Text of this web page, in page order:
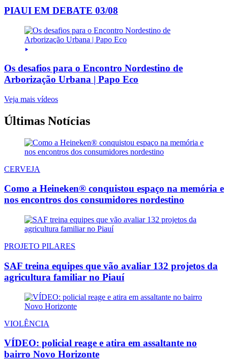
PIAUI EM DEBATE 03/08
Os desafios para o Encontro Nordestino de
Arborização Urbana | Papo Eco
Veja mais vídeos
Últimas Notícias
CERVEJA
Como a Heineken® conquistou espaço na memória e
nos encontros dos consumidores nordestino
PROJETO PILARES
SAF treina equipes que vão avaliar 132 projetos da
agricultura familiar no Piauí
VIOLÊNCIA
VÍDEO: policial reage e atira em assaltante no
bairro Novo Horizonte